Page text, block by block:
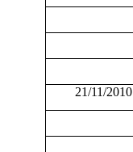
21/11/2010